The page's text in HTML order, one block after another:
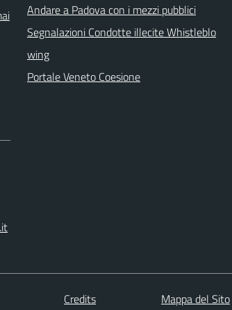
Andare a Padova con i mezzi pubblici
Segnalazioni Condotte illecite Whistleblo
wing
Portale Veneto Coesione
Credits Mappa del Sito